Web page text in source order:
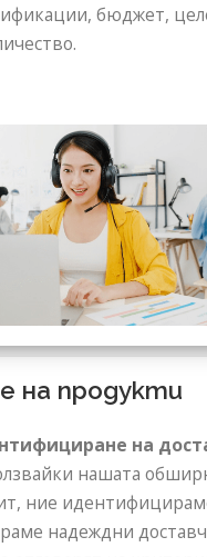
бюджет,
на продукти
на
нашата
ние
надеждни